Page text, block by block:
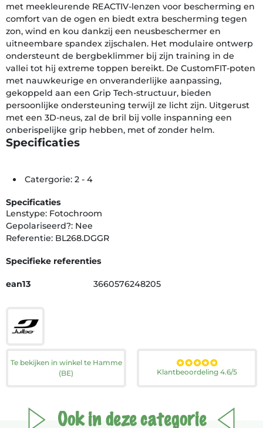
met meekleurende REACTIV-lenzen voor bescherming en
comfort van de ogen en biedt extra bescherming tegen
zon, wind en kou dankzij een neusbeschermer en
uitneembare spandex zijschalen. Het modulaire ontwerp
ondersteunt de bergbeklimmer bij zijn training in de
vallei tot hij extreme toppen bereikt. De CustomFIT-poten
met nauwkeurige en onveranderlijke aanpassing,
gekoppeld aan een Grip Tech-structuur, bieden
persoonlijke ondersteuning terwijl ze licht zijn. Uitgerust
met een 3D-neus, zal de bril bij volle inspanning een
onberispelijke grip hebben, met of zonder helm.
Specificaties
Catergorie: 2 - 4
Specificaties
Lenstype: Fotochroom
Gepolariseerd?: Nee
Referentie: BL268.DGGR
Specifieke referenties
ean13 3660576248205
Te bekijken in winkel te Hamme
(BE)
Klantbeoordeling 4.6/5
Ook in deze categorie